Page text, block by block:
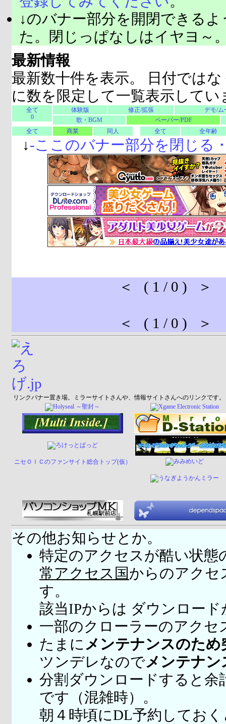
↓のバナー部分を開閉できる
た。閉じっぱなしはイヤヨ～
最新情報
最新数十件を表示。 日付では
に数を限定して一覧表示してい
全て
0
体験版 修正/拡張
デモ/ム
歌・BGM
ペーパー/PDF
全て
商業 同人 全て 全年齢
↓-ここのバナー部分を閉じる
＜ ( 1 / 0 ) ＞
＜ ( 1 / 0 ) ＞
リンクバナー置き場。ミラーサイトさんや、情報サイトさんへのリンクです。
ニセＯＩＣのファンサイト総合トップ(仮）
その他お知らせとか。
特定のアクセスが酷い状態
常アクセス国からのアクセ
す。
該当IPからは ダウンロー
一部のクローラーのアクセ
たまに メンテナンスのため
ツンデレなのでメンテナ
分割ダウンロードすると余
です（混雑時）。
朝４時頃にDL予約してお